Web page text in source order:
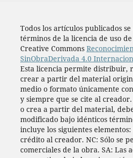
Todos los artí­culos publicados
términos de la licencia de uso
Creative Commons
SinObraDerivada 4.0
Esta licencia permite distribuir,
crear a partir del material
medio o formato únicamente
y siempre que se cite al
o crea a partir del material,
modificado bajo idénticos
incluye los siguientes elementos:
crédito al creador. NC: Sólo se
comerciales de la obra. SA: Las